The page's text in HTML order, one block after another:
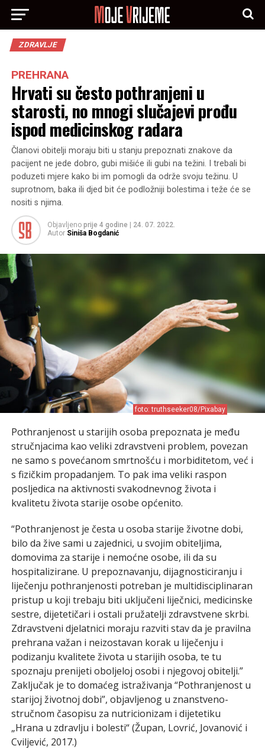
ZDRAVLJE
PREHRANA
Hrvati su često pothranjeni u
starosti, no mnogi slučajevi prođu
ispod medicinskog radara
Članovi obitelji moraju biti u stanju prepoznati znakove da
pacijent ne jede dobro, gubi mišiće ili gubi na težini. I trebali bi
poduzeti mjere kako bi im pomogli da održe svoju težinu. U
suprotnom, baka ili djed bit će podložniji bolestima i teže će se
nositi s njima.
Objavljeno prije 4 godine
24. 07. 2022.
Autor Siniša Bogdanić
foto: truthseeker08/Pixabay
Pothranjenost u starijih osoba prepoznata je među
stručnjacima kao veliki zdravstveni problem, povezan
ne samo s povećanom smrtnošću i morbiditetom, već i
s fizičkim propadanjem. To pak ima veliki raspon
posljedica na aktivnosti svakodnevnog života i
kvalitetu života starije osobe općenito.
“Pothranjenost je česta u osoba starije životne dobi,
bilo da žive sami u zajednici, u svojim obiteljima,
domovima za starije i nemoćne osobe, ili da su
hospitalizirane. U prepoznavanju, dijagnosticiranju i
liječenju pothranjenosti potreban je multidisciplinaran
pristup u koji trebaju biti uključeni liječnici, medicinske
sestre, dijetetičari i ostali pružatelji zdravstvene skrbi.
Zdravstveni djelatnici moraju razviti stav da je pravilna
prehrana važan i neizostavan korak u liječenju i
podizanju kvalitete života u starijih osoba, te tu
spoznaju prenijeti oboljeloj osobi i njegovoj obitelji.”
Zaključak je to domaćeg istraživanja “Pothranjenost u
starijoj životnoj dobi”, objavljenog u znanstveno-
stručnom časopisu za nutricionizam i dijetetiku
„Hrana u zdravlju i bolesti“ (Župan, Lovrić, Jovanović i
Cviljević, 2017.)